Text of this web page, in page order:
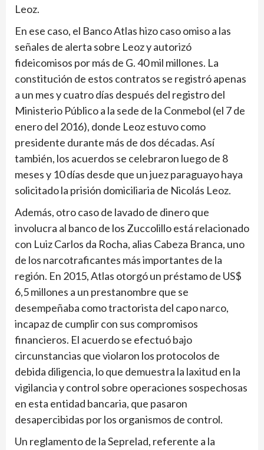
Leoz.
En ese caso, el Banco Atlas hizo caso omiso a las
señales de alerta sobre Leoz y autorizó
fideicomisos por más de G. 40 mil millones. La
constitución de estos contratos se registró apenas
a un mes y cuatro días después del registro del
Ministerio Público a la sede de la Conmebol (el 7 de
enero del 2016), donde Leoz estuvo como
presidente durante más de dos décadas. Así
también, los acuerdos se celebraron luego de 8
meses y 10 días desde que un juez paraguayo haya
solicitado la prisión domiciliaria de Nicolás Leoz.
Además, otro caso de lavado de dinero que
involucra al banco de los Zuccolillo está relacionado
con Luiz Carlos da Rocha, alias Cabeza Branca, uno
de los narcotraficantes más importantes de la
región. En 2015, Atlas otorgó un préstamo de US$
6,5 millones a un prestanombre que se
desempeñaba como tractorista del capo narco,
incapaz de cumplir con sus compromisos
financieros. El acuerdo se efectuó bajo
circunstancias que violaron los protocolos de
debida diligencia, lo que demuestra la laxitud en la
vigilancia y control sobre operaciones sospechosas
en esta entidad bancaria, que pasaron
desapercibidas por los organismos de control.
Un reglamento de la Sepre­lad, referente a la